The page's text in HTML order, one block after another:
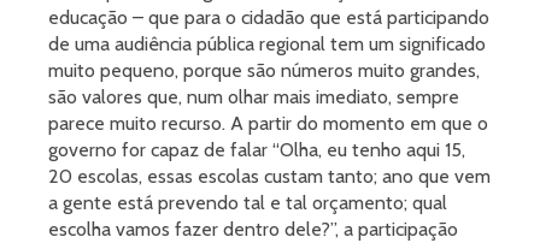
educação – que para o cidadão que está participando
de uma audiência pública regional tem um significado
muito pequeno, porque são números muito grandes,
são valores que, num olhar mais imediato, sempre
parece muito recurso. A partir do momento em que o
governo for capaz de falar “Olha, eu tenho aqui 15,
20 escolas, essas escolas custam tanto; ano que vem
a gente está prevendo tal e tal orçamento; qual
escolha vamos fazer dentro dele?”, a participação